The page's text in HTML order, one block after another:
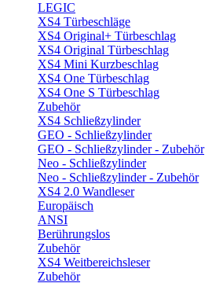
LEGIC
XS4 Türbeschläge
XS4 Original+ Türbeschlag
XS4 Original Türbeschlag
XS4 Mini Kurzbeschlag
XS4 One Türbeschlag
XS4 One S Türbeschlag
Zubehör
XS4 Schließzylinder
GEO - Schließzylinder
GEO - Schließzylinder - Zubehör
Neo - Schließzylinder
Neo - Schließzylinder - Zubehör
XS4 2.0 Wandleser
Europäisch
ANSI
Berührungslos
Zubehör
XS4 Weitbereichsleser
Zubehör